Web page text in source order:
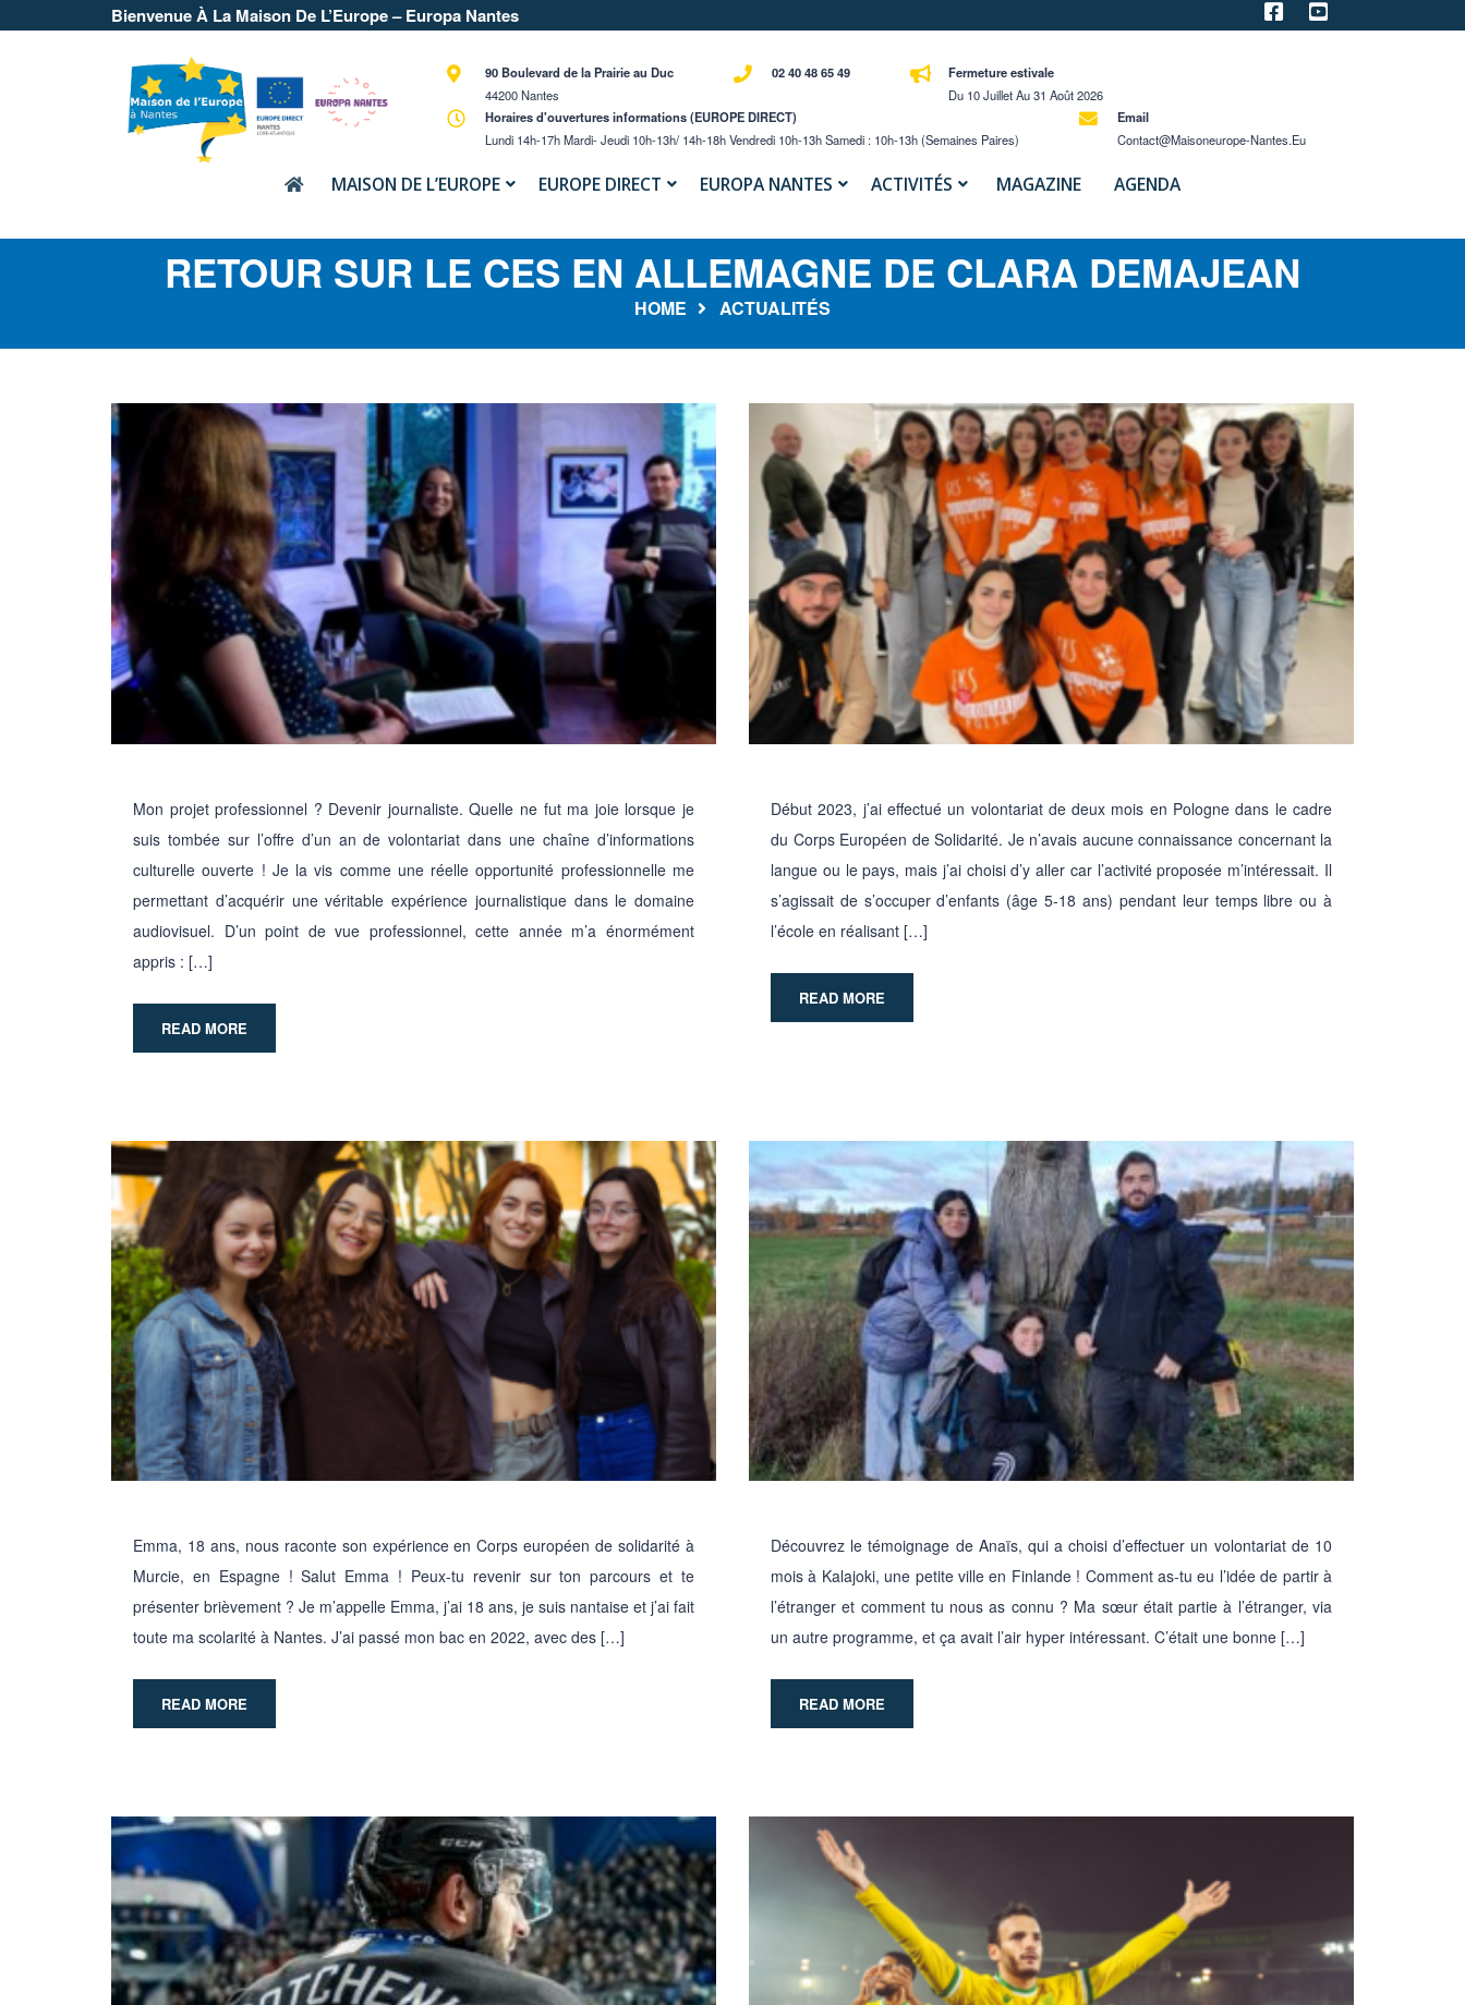
Bienvenue À La Maison De L’Europe – Europa Nantes
90 Boulevard de la Prairie au Duc
44200 Nantes
02 40 48 65 49
Fermeture estivale
Du 10 Juillet Au 31 Août 2026
Horaires d'ouvertures informations (EUROPE DIRECT)
Lundi 14h-17h Mardi- Jeudi 10h-13h/ 14h-18h Vendredi 10h-13h Samedi : 10h-13h (semaines Paires)
Email
Contact@maisoneurope-Nantes.eu
MAISON DE L’EUROPE EUROPE DIRECT EUROPA NANTES ACTIVITÉS MAGAZINE AGENDA
RETOUR SUR LE CES EN ALLEMAGNE DE CLARA DEMAJEAN
HOME ACTUALITÉS
Mon projet professionnel ? Devenir journaliste. Quelle ne fut ma joie lorsque je
suis tombée sur l’offre d’un an de volontariat dans une chaîne d’informations
culturelle ouverte ! Je la vis comme une réelle opportunité professionnelle me
permettant d’acquérir une véritable expérience journalistique dans le domaine
audiovisuel. D’un point de vue professionnel, cette année m’a énormément
appris : […]
READ MORE
Début 2023, j’ai effectué un volontariat de deux mois en Pologne dans le cadre
du Corps Européen de Solidarité. Je n’avais aucune connaissance concernant la
langue ou le pays, mais j’ai choisi d’y aller car l’activité proposée m’intéressait. Il
s’agissait de s’occuper d’enfants (âge 5-18 ans) pendant leur temps libre ou à
l’école en réalisant […]
READ MORE
Emma, 18 ans, nous raconte son expérience en Corps européen de solidarité à
Murcie, en Espagne ! Salut Emma ! Peux-tu revenir sur ton parcours et te
présenter brièvement ? Je m’appelle Emma, j’ai 18 ans, je suis nantaise et j’ai fait
toute ma scolarité à Nantes. J’ai passé mon bac en 2022, avec des […]
READ MORE
Découvrez le témoignage de Anaïs, qui a choisi d’effectuer un volontariat de 10
mois à Kalajoki, une petite ville en Finlande ! Comment as-tu eu l’idée de partir à
l’étranger et comment tu nous as connu ? Ma sœur était partie à l’étranger, via
un autre programme, et ça avait l’air hyper intéressant. C’était une bonne […]
READ MORE